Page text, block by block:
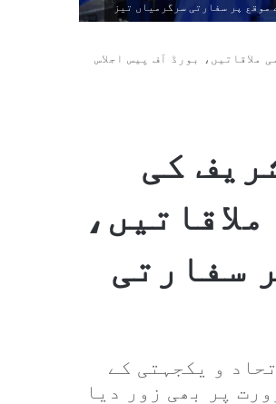
موقع پر سفارتی سرگرمیاں تیز
بورڈ آف پیس اجلاس
کی
سفارتی
و یکجہتی کے
پر بھی زور دیا